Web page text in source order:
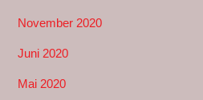
November 2020
Juni 2020
Mai 2020